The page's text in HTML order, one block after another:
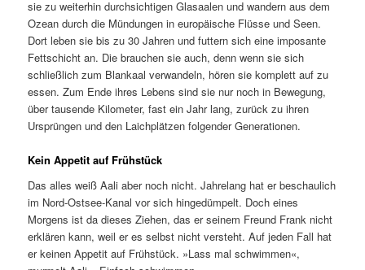
sie zu weiterhin durchsichtigen Glasaalen und wandern aus dem
Ozean durch die Mündungen in europäische Flüsse und Seen.
Dort leben sie bis zu 30 Jahren und futtern sich eine imposante
Fettschicht an. Die brauchen sie auch, denn wenn sie sich
schließlich zum Blankaal verwandeln, hören sie komplett auf zu
essen. Zum Ende ihres Lebens sind sie nur noch in Bewegung,
über tausende Kilometer, fast ein Jahr lang, zurück zu ihren
Ursprüngen und den Laichplätzen folgender Generationen.
Kein Appetit auf Frühstück
Das alles weiß Aali aber noch nicht. Jahrelang hat er beschaulich
im Nord-Ostsee-Kanal vor sich hingedümpelt. Doch eines
Morgens ist da dieses Ziehen, das er seinem Freund Frank nicht
erklären kann, weil er es selbst nicht versteht. Auf jeden Fall hat
er keinen Appetit auf Frühstück. »Lass mal schwimmen«,